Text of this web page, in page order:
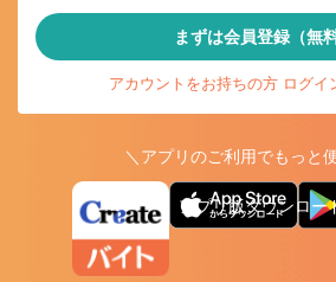
まずは会員登録（無料
アカウントをお持ちの方 ログイ
＼アプリのご利用でもっと
アプリ版ダウンロー